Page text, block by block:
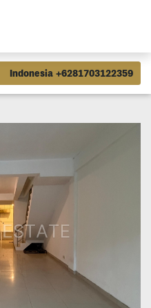
Indonesia +6281703122359